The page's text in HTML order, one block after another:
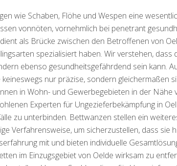
wie Schaben, Flöhe und Wespen eine
vonnöten, vornehmlich bei penetrant
als Brücke zwischen den Betroffenen von
spezialisiert haben. Wir verstehen,
ebenso gesundheitsgefährdend sein kann.
nur präzise, sondern gleichermaßen
in Wohn- und Gewerbegebieten in der
Experten für Ungezieferbekämpfung in
zu unterbinden. Bettwanzen stellen ein
Verfahrensweise, um sicherzustellen, dass
mit und bieten individuelle
im Einzugsgebiet von Oelde wirksam zu